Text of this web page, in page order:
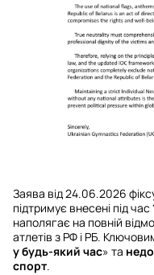
Заява від 24.06.2026
підтримує внесені під час
наполягає на повній
атлетів з РФ і РБ.
у будь-який час» та
спорт.